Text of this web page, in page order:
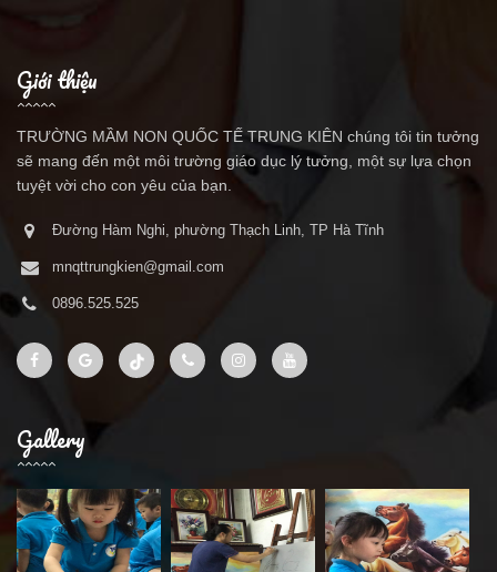
Giới thiệu
TRƯỜNG MẦM NON QUỐC TẾ TRUNG KIÊN chúng tôi tin tưởng
sẽ mang đến một môi trường giáo dục lý tưởng, một sự lựa chọn
tuyệt vời cho con yêu của bạn.
Đường Hàm Nghi, phường Thạch Linh, TP Hà Tĩnh
mnqttrungkien@gmail.com
0896.525.525
Gallery